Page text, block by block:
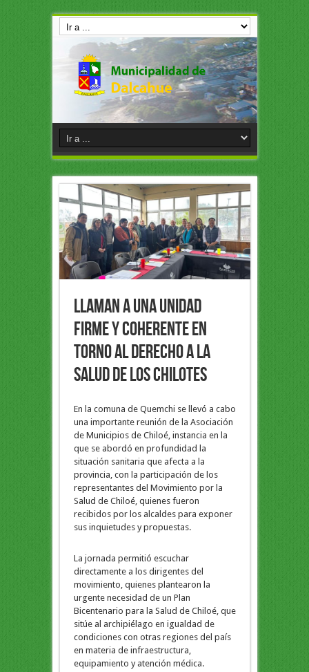
llaman a una unidad
firme y coherente en
torno al derecho a la
salud de los chilotes
En la comuna de Quemchi se llevó a cabo
una importante reunión de la Asociación
de Municipios de Chiloé, instancia en la
que se abordó en profundidad la
situación sanitaria que afecta a la
provincia, con la participación de los
representantes del Movimiento por la
Salud de Chiloé, quienes fueron
recibidos por los alcaldes para exponer
sus inquietudes y propuestas.
La jornada permitió escuchar
directamente a los dirigentes del
movimiento, quienes plantearon la
urgente necesidad de un Plan
Bicentenario para la Salud de Chiloé, que
sitúe al archipiélago en igualdad de
condiciones con otras regiones del país
en materia de infraestructura,
equipamiento y atención médica.